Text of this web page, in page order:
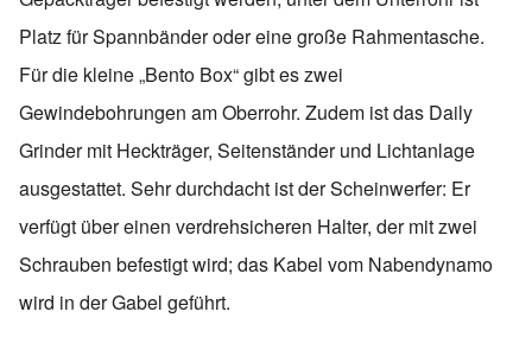
Platz für Spannbänder oder eine große Rahmentasche.
Für die kleine „Bento Box“ gibt es zwei
Gewindebohrungen am Oberrohr. Zudem ist das Daily
Grinder mit Heckträger, Seitenständer und Lichtanlage
ausgestattet. Sehr durchdacht ist der Scheinwerfer: Er
verfügt über einen verdrehsicheren Halter, der mit zwei
Schrauben befestigt wird; das Kabel vom Nabendynamo
wird in der Gabel geführt.